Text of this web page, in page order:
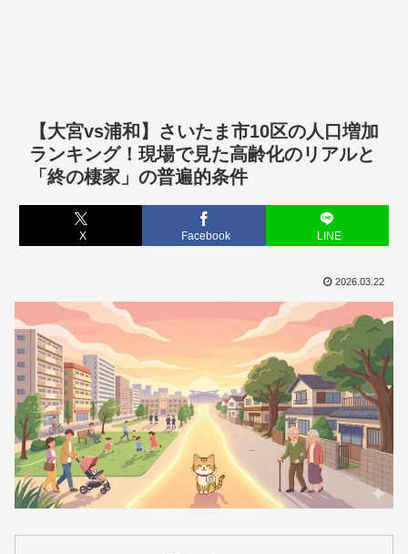
【大宮vs浦和】さいたま市10区の人口増加
ランキング！現場で見た高齢化のリアルと
「終の棲家」の普遍的条件
X Facebook LINE
2026.03.22